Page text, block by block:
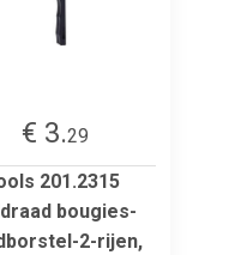
€ 3.29
201.2315
bougies-
2-rijen,